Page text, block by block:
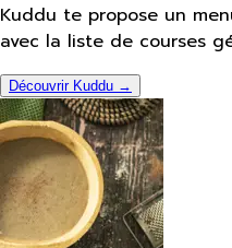
Kuddu te propose un
avec la liste de courses
Découvrir Kuddu →